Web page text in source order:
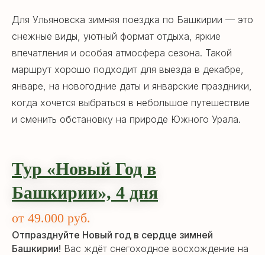
Для Ульяновска зимняя поездка по Башкирии — это
снежные виды, уютный формат отдыха, яркие
впечатления и особая атмосфера сезона. Такой
маршрут хорошо подходит для выезда в декабре,
январе, на новогодние даты и январские праздники,
когда хочется выбраться в небольшое путешествие
и сменить обстановку на природе Южного Урала.
Тур «Новый Год в
Башкирии», 4 дня
от 49.000 руб.
Отпразднуйте Новый год в сердце зимней
Башкирии! Вас ждёт снегоходное восхождение на